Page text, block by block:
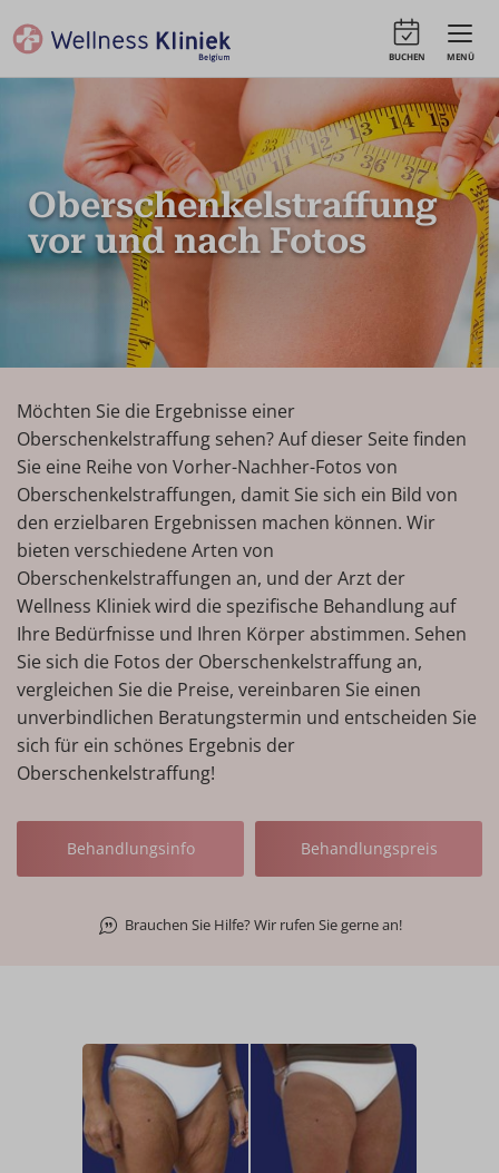
MENÜ
BUCHEN
Oberschenkelstraffung
vor und nach Fotos
Möchten Sie die Ergebnisse einer
Oberschenkelstraffung sehen? Auf dieser Seite finden
Sie eine Reihe von Vorher-Nachher-Fotos von
Oberschenkelstraffungen, damit Sie sich ein Bild von
den erzielbaren Ergebnissen machen können. Wir
bieten verschiedene Arten von
Oberschenkelstraffungen an, und der Arzt der
Wellness Kliniek wird die spezifische Behandlung auf
Ihre Bedürfnisse und Ihren Körper abstimmen. Sehen
Sie sich die Fotos der Oberschenkelstraffung an,
vergleichen Sie die Preise, vereinbaren Sie einen
unverbindlichen Beratungstermin und entscheiden Sie
sich für ein schönes Ergebnis der
Oberschenkelstraffung!
Behandlungsinfo Behandlungspreis
Brauchen Sie Hilfe? Wir rufen Sie gerne an!